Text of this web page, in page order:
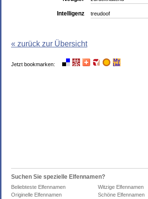
Intelligenz treudoof
« zurück zur Übersicht
Jetzt bookmarken:
Suchen Sie spezielle Elfennamen?
Beliebteste Elfennamen Witzige Elfennamen
Originelle Elfennamen
Schöne Elfennamen